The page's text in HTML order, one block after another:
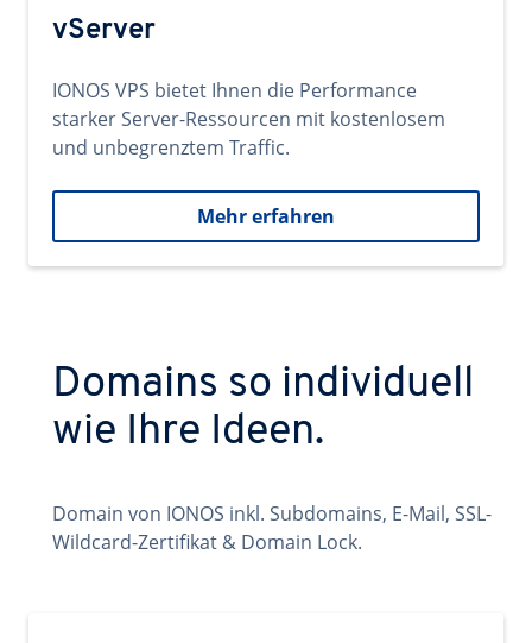
vServer
IONOS VPS bietet Ihnen die Performance
starker Server-Ressourcen mit kostenlosem
und unbegrenztem Traffic.
Mehr erfahren
Domains so individuell
wie Ihre Ideen.
Domain von IONOS inkl. Subdomains, E-Mail, SSL-
Wildcard-Zertifikat & Domain Lock.